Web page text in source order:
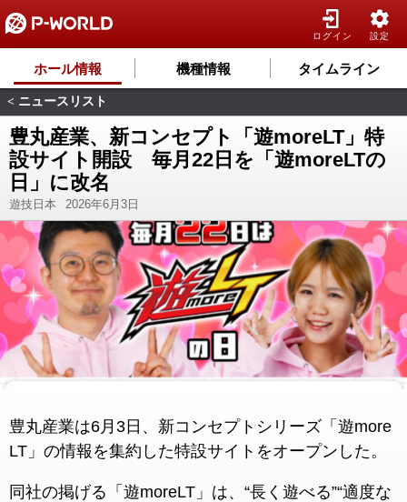
ログイン 設定
ホール情報 機種情報 タイムライン
< ニュースリスト
豊丸産業、新コンセプト「遊moreLT」特
設サイト開設 毎月22日を「遊moreLTの
日」に改名
遊技日本 2026年6月3日
豊丸産業は6月3日、新コンセプトシリーズ「遊more
LT」の情報を集約した特設サイトをオープンした。
同社の掲げる「遊moreLT」は、“長く遊べる”“適度な